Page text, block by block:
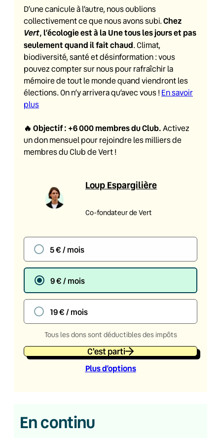
D’une canicule à l’autre, nous oublions
collectivement ce que nous avons subi.Chez
Vert, l’écologie est à la Une tous les jours et pas
seulement quand il fait chaud. Climat,
biodiversité, santé et désinformation : vous
pouvez compter sur nous pour rafraîchir la
mémoire de tout le monde quand viendront les
élections. On n’y arrivera qu’avec vous ! En savoir
plus
🔥 Objectif : +6 000 membres du Club. Activez
un don mensuel pour rejoindre les milliers de
membres du Club de Vert !
Loup Espargilière
Co-fondateur de Vert
5 € / mois
9 € / mois
19 € / mois
Tous les dons sont déductibles des impôts
C'est parti
Plus d’options
En continu